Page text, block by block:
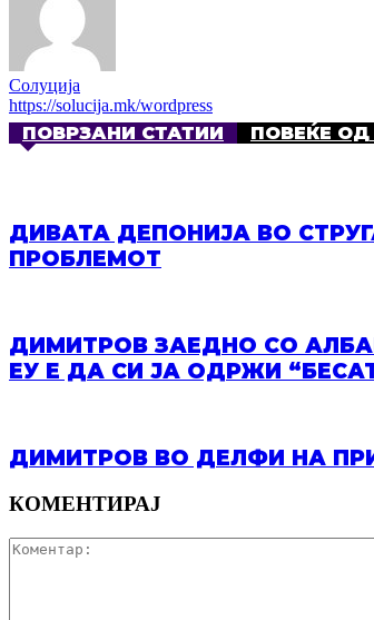
Солуција
https://solucija.mk/wordpress
ПОВРЗАНИ СТАТИИ ПОВЕЌЕ
ДИВАТА ДЕПОНИЈА ВО
ПРОБЛЕМОТ
ДИМИТРОВ ЗАЕДНО СО
ЕУ Е ДА СИ ЈА ОДРЖИ
ДИМИТРОВ ВО ДЕЛФИ НА
КОМЕНТИРАЈ
РЕГИСТРИРАЈ СЕ ЗА NEWSLETTER!
Име и Презиме
Last
Добивајте најнови информации од
Регистрирај се
ЗАТВОРИ